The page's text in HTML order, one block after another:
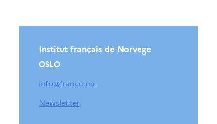
Institut français de Norvège
OSLO
info@france.no
Newsletter